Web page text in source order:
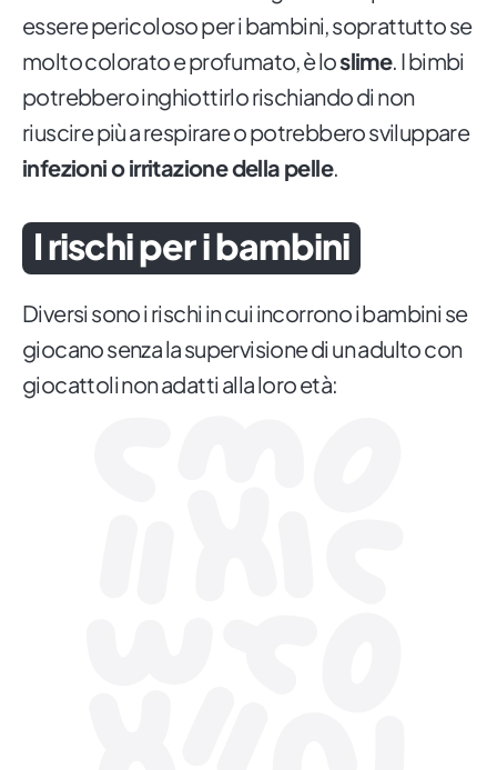
essere pericoloso per i bambini, soprattutto se
molto colorato e profumato, è loslime. I bimbi
potrebbero inghiottirlo rischiando di non
riuscire più a respirare o potrebbero sviluppare
infezioni o irritazione della pelle.
I rischi per i bambini
Diversi sono i rischi in cui incorrono i bambini se
giocano senza la supervisione di un adulto con
giocattoli non adatti alla loro età: